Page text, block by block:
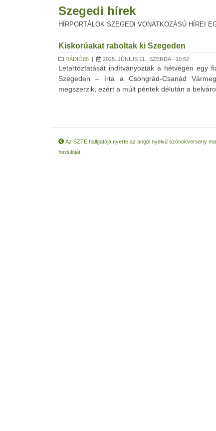
Szegedi hírek
HÍRPORTÁLOK SZEGEDI VONATKOZÁSÚ HÍREI
Kiskorúakat raboltak ki Szegeden
RÁDIÓ88 | 2025. JÚNIUS 11., SZERDA - 10:52
Letartóztatását indítványozták a hétvégén egy
Szegeden – írta a Csongrád-Csanád
megszerzik, ezért a múlt péntek délután a
Az SZTE hallgatója nyerte az angol nyelvű szónokverseny
fordulóját